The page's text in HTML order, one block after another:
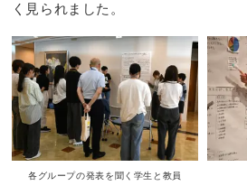
く見られました。
各グループの発表を聞く学生と教員